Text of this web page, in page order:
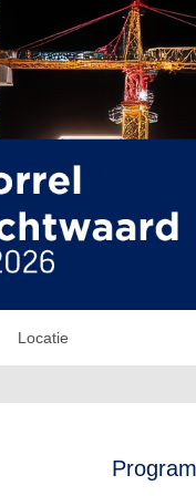
Locatie